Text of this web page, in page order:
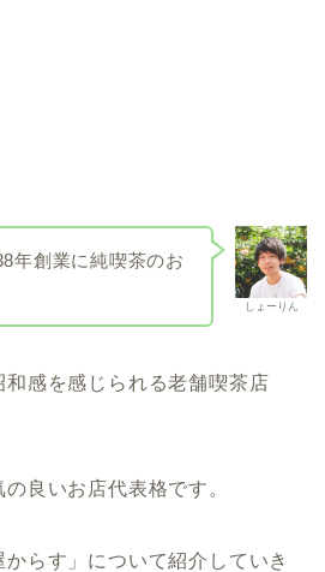
しょーりん
年創業に純喫茶のお
和感を感じられる老舗喫茶店
良いお店代表格です。
らす」について紹介していき